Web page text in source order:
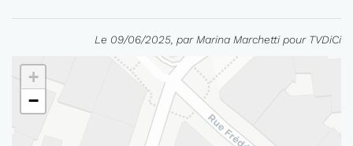
Le 09/06/2025, par Marina Marchetti pour TVDiCi
+
−